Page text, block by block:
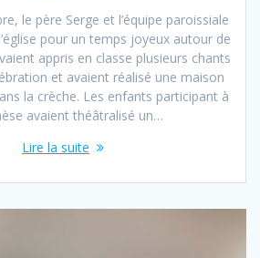
le père Serge et l’équipe paroissiale
pour un temps joyeux autour de
appris en classe plusieurs chants
et avaient réalisé une maison
la crèche. Les enfants participant à
avaient théâtralisé un…
Lire la suite